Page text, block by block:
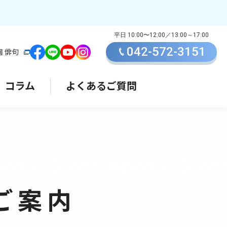
俳句 042-572-3151
コラム よくあるご質問
案内